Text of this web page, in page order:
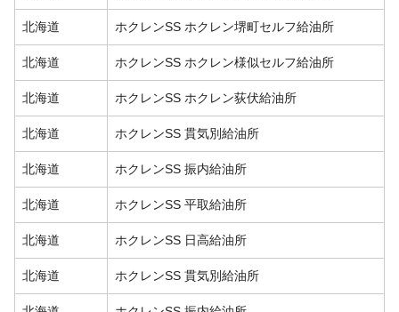
北海道 ホクレンSS ホクレン堺町セルフ給油所
北海道 ホクレンSS ホクレン様似セルフ給油所
北海道 ホクレンSS ホクレン荻伏給油所
北海道 ホクレンSS 貫気別給油所
北海道 ホクレンSS 振内給油所
北海道 ホクレンSS 平取給油所
北海道 ホクレンSS 日高給油所
北海道 ホクレンSS 貫気別給油所